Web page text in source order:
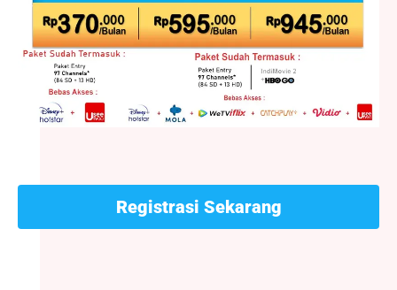
Registrasi Sekarang